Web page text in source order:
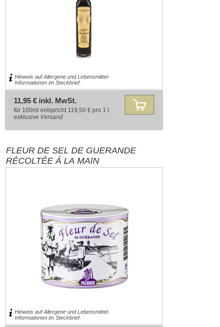
Hinweis auf Allergene und Lebensmittel-
Informationen im Steckbrief.
11,95 € inkl. MwSt.
für 100ml entspricht 119,50 € pro 1 l
exklusive Versand
FLEUR DE SEL DE GUERANDE
RÉCOLTÉE Á LA MAIN
Hinweis auf Allergene und Lebensmittel-
Informationen im Steckbrief.